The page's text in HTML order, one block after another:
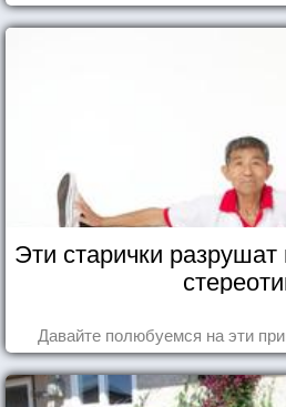
Эти старички
Давайте полюбуемся на эти